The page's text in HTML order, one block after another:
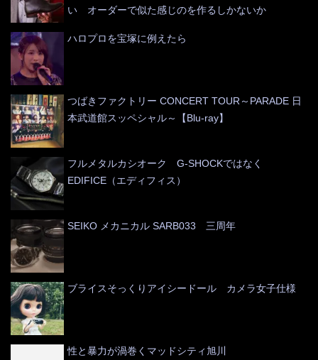
い オーダーで似た感じのを作るしかないか
ハロプロを宝塚に例えたら
つばきファクトリー CONCERT TOUR～PARADE 日
本武道館スッペシャル～【Blu-ray】
フルメタルカシオーク G-SHOCKではなく
EDIFICE（エディフィス）
SEIKO メカニカル SARB033 三周年
ブライスそっくりアイシードール カメラ女子仕様
性と暴力が渦巻くマッドシティ旭川